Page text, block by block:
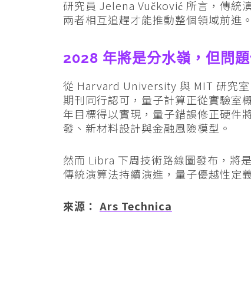
研究員 Jelena Vučković 所言，傳統
兩者相互追趕才能推動整個領域前進。
2028 年將是分水嶺，但問
從 Harvard University 與 MIT 研究
期刊同行認可，量子計算正從實驗室
年目標得以實現，量子錯誤修正硬件
發、新材料設計與金融風險模型。
然而 Libra 下周技術路線圖發布，將
傳統演算法持續演進，量子優越性定
來源： Ars Technica